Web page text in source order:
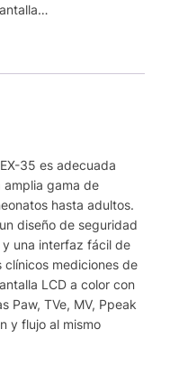
35 es adecuada
amplia gama de
hasta adultos.
diseño de seguridad
una interfaz fácil de
clínicos mediciones de
LCD a color con
Paw, TVe, MV, Ppeak
y flujo al mismo